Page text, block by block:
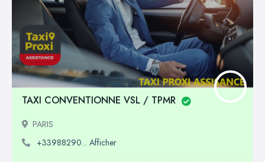
TAXI CONVENTIONNE VSL / TPMR
PARIS
+33988290... Afficher